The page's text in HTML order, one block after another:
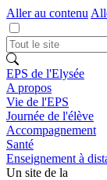
Aller au contenu
EPS de l'Elysée
A propos
Vie de l'EPS
Journée de l'élève
Accompagnement
Santé
Enseignement à
Un site de la